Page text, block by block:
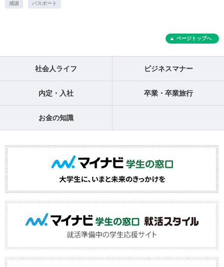
感謝 パスポート
ページトップへ
社会人ライフ ビジネスマナー
内定・入社 卒業・卒業旅行
お金の知識